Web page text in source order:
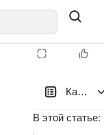
Как
В этой статье: